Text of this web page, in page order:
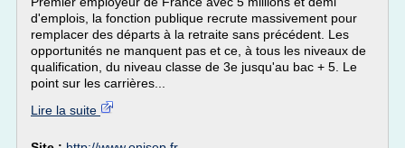
d'emplois, la fonction publique recrute massivement pour
remplacer des départs à la retraite sans précédent. Les
opportunités ne manquent pas et ce, à tous les niveaux de
qualification, du niveau classe de 3e jusqu'au bac + 5. Le
point sur les carrières...
Lire la suite